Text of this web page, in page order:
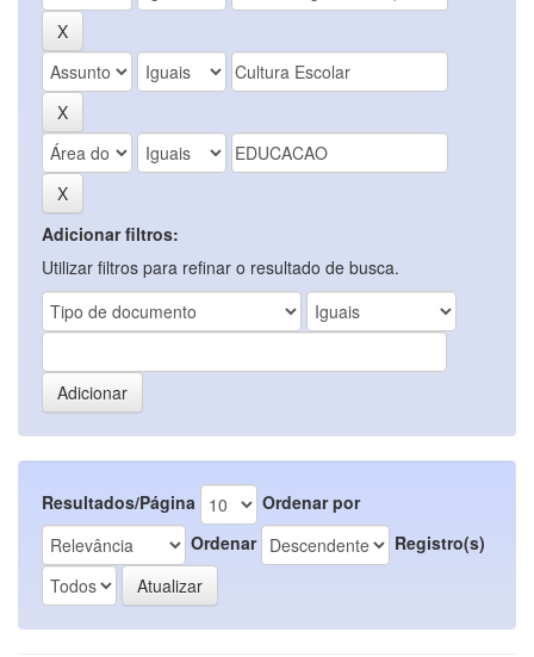
Adicionar filtros:
Utilizar filtros para refinar o resultado de busca.
Resultados/Página
Ordenar por
Ordenar
Registro(s)